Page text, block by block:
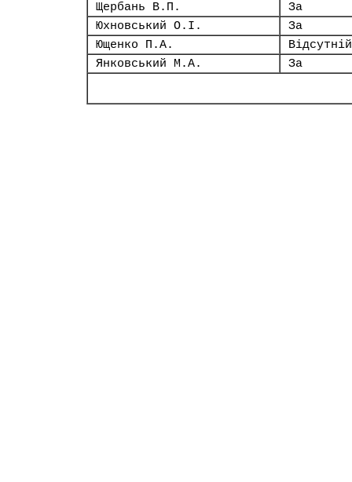
Щербань В.П.
За
Юхновський О.І.
За
Ющенко П.А.
Відсутній
Янковський М.А.
За